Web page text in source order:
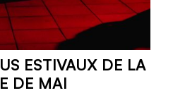
ESTIVAUX DE LA
DE MAI